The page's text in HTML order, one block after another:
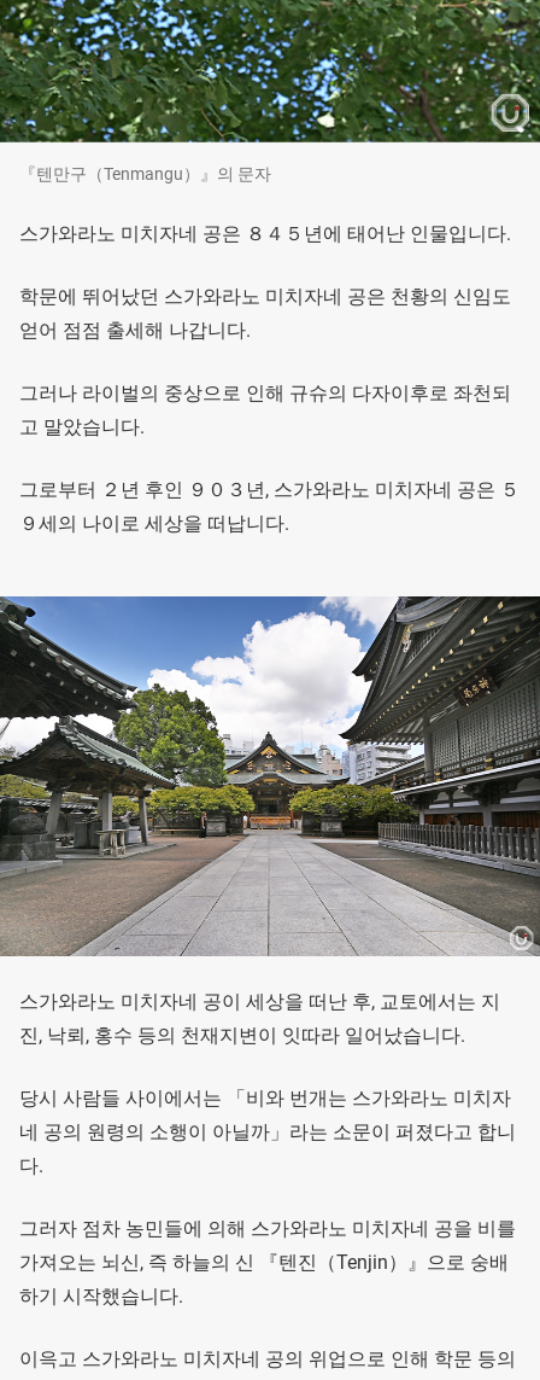
『텐만구（Tenmangu）』의 문자
스가와라노 미치자네 공은 ８４５년에 태어난 인물입니다.
학문에 뛰어났던 스가와라노 미치자네 공은 천황의 신임도
얻어 점점 출세해 나갑니다.
그러나 라이벌의 중상으로 인해 규슈의 다자이후로 좌천되
고 말았습니다.
그로부터 ２년 후인 ９０３년, 스가와라노 미치자네 공은 ５
９세의 나이로 세상을 떠납니다.
스가와라노 미치자네 공이 세상을 떠난 후, 교토에서는 지
진, 낙뢰, 홍수 등의 천재지변이 잇따라 일어났습니다.
당시 사람들 사이에서는 「비와 번개는 스가와라노 미치자
네 공의 원령의 소행이 아닐까」라는 소문이 퍼졌다고 합니
다.
그러자 점차 농민들에 의해 스가와라노 미치자네 공을 비를
가져오는 뇌신, 즉 하늘의 신 『텐진（Tenjin）』으로 숭배
하기 시작했습니다.
이윽고 스가와라노 미치자네 공의 위업으로 인해 학문 등의